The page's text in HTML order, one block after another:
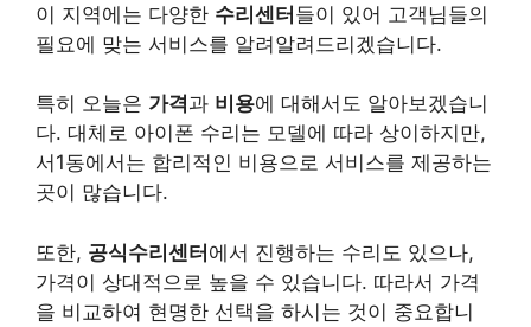
이 지역에는 다양한 수리센터들이 있어 고객님들의
필요에 맞는 서비스를 알려알려드리겠습니다.
특히 오늘은 가격과 비용에 대해서도 알아보겠습니
다. 대체로 아이폰 수리는 모델에 따라 상이하지만,
서1동에서는 합리적인 비용으로 서비스를 제공하는
곳이 많습니다.
또한, 공식수리센터에서 진행하는 수리도 있으나,
가격이 상대적으로 높을 수 있습니다. 따라서 가격
을 비교하여 현명한 선택을 하시는 것이 중요합니